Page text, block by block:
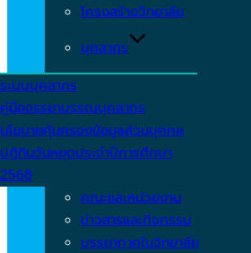
โครงสร้างวิทยาลัย
บุคลากร
ระบบบุคลากร
คู่มือจรรยาบรรณบุคลากร
นโยบายคุ้มครองข้อมูลส่วนบุคคล
ปฏิทินวันหยุดประจำปีการศึกษา
2568
คณะและหน่วยงาน
ข่าวสารและกิจกรรม
บรรยากาศในวิทยาลัย